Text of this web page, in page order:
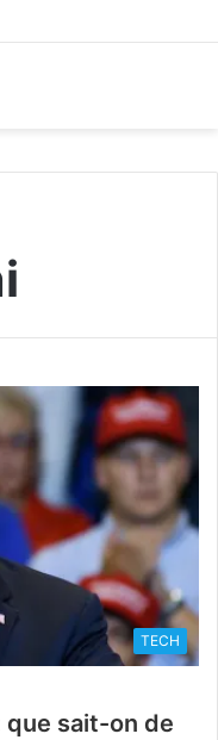
TECH
sait-on de